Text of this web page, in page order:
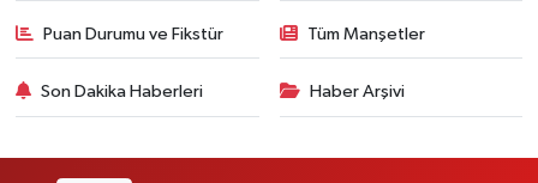
Puan Durumu ve Fikstür Tüm Manşetler
Son Dakika Haberleri Haber Arşivi